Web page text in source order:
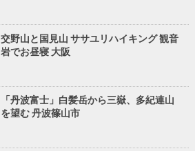
交野山と国見山 ササユリハイキング 観音
岩でお昼寝 大阪
「丹波富士」白髪岳から三嶽、多紀連山
を望む 丹波篠山市